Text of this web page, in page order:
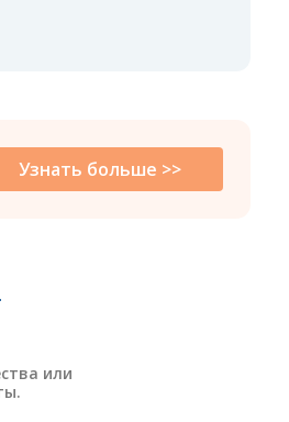
Узнать больше >>
или